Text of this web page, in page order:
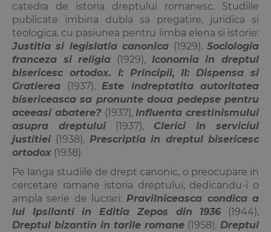
catedra de istoria dreptului romanesc. Studiile
publicate imbina dubla sa pregatire, juridica si
teologica, cu pasiunea pentru limba elena si istorie:
Justitia si legislatia canonica (1929),Sociologia
franceza si religia (1929), Iconomia in dreptul
bisericesc ortodox. I: Principii, II: Dispensa si
Gratierea (1937), Este indreptatita autoritatea
bisericeasca sa pronunte doua pedepse pentru
aceeasi abatere? (1937),Influenta crestinismului
asupra dreptului (1937), Clerici in serviciul
justitiei (1938), Prescriptia in dreptul bisericesc
ortodox (1938).
Pe langa studiile de drept canonic, o preocupare in
cercetare ramane istoria dreptului, dedicandu-i o
ampla serie de lucrari:Pravilniceasca condica a
lui Ipsilanti in Editia Zepos din 1936 (1944),
Dreptul bizantin in tarile romane (1958), Dreptul